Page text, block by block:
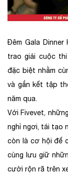
Đêm Gala
trao giải cuộc thi
đặc biệt nhằm
và gắn kết tập
năm qua.
Với Fivevet,
nghỉ ngơi, tái tạo
còn là cơ hội để
cùng lưu giữ
cười rộn rã trên